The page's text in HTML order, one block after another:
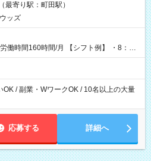
最寄り駅：町田駅）
ッズ
間/月 【シフト例】 ・8：00
OK / 副業・WワークOK / 10名以上の大量
応募する 詳細へ